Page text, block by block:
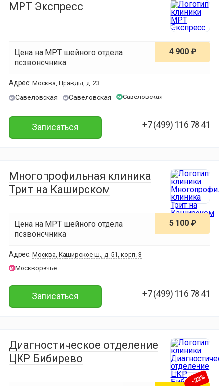
МРТ Экспресс
Цена на МРТ шейного отдела
позвоночника
4 900 ₽
Адрес: Москва, Правды, д. 23
м Савеловская м Савеловская м Савёловская
Записаться +7 (499) 116 78 41
Многопрофильная клиника
Трит на Каширском
Цена на МРТ шейного отдела
позвоночника
5 100 ₽
Адрес: Москва, Каширское ш., д. 51, корп. 3
м Москворечье
Записаться +7 (499) 116 78 41
Диагностическое отделение
ЦКР Бибирево
-23%